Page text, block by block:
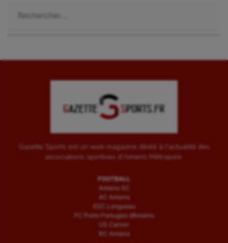
Gazette Sports est un web magazine dédié à l'actualité des
associations sportives d'Amiens Métropole.
FOOTBALL
Amiens SC
AC Amiens
ESC Longueau
FC Porto Portugais d’Amiens
US Camon
RC Amiens